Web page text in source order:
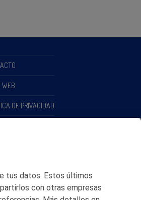
WEB
DE PRIVACIDAD
tus datos. Estos últimos
con otras empresas